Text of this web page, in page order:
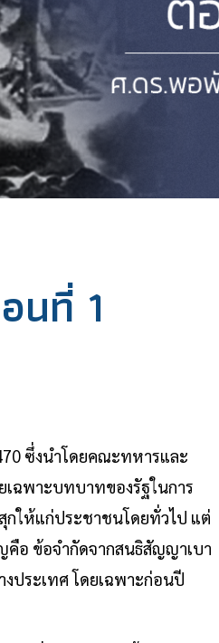
นที่ 1
ซึ่งนำโดยคณะทหารและ
ฉพาะบทบาทของรัฐในการ
กให้แก่ประชาชนโดยทั่วไป แต่
อ ข้อจำกัดจากสนธิสัญญาเบา
ประเทศ โดยเฉพาะก่อนปี